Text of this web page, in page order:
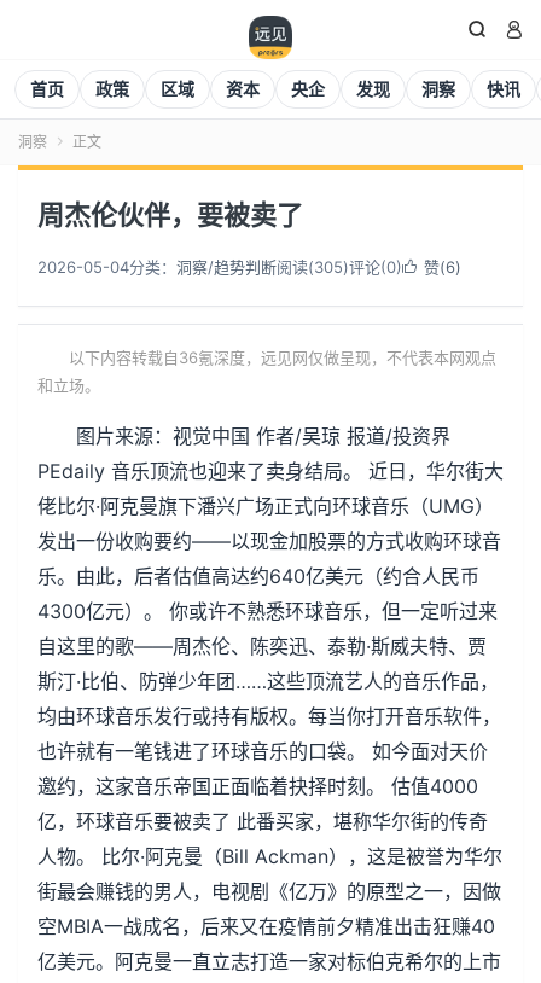
 
首页 政策 区域 资本 央企 发现 洞察 快讯
洞察  正文
周杰伦伙伴，要被卖了
2026-05-04分类： 洞察/趋势判断阅读(305)评论(0) 赞(6)
以下内容转载自36氪深度，远见网仅做呈现，不代表本网观点
和立场。
图片来源：视觉中国 作者/吴琼 报道/投资界
PEdaily 音乐顶流也迎来了卖身结局。 近日，华尔街大
佬比尔·阿克曼旗下潘兴广场正式向环球音乐（UMG）
发出一份收购要约——以现金加股票的方式收购环球音
乐。由此，后者估值高达约640亿美元（约合人民币
4300亿元）。 你或许不熟悉环球音乐，但一定听过来
自这里的歌——周杰伦、陈奕迅、泰勒·斯威夫特、贾
斯汀·比伯、防弹少年团……这些顶流艺人的音乐作品，
均由环球音乐发行或持有版权。每当你打开音乐软件，
也许就有一笔钱进了环球音乐的口袋。 如今面对天价
邀约，这家音乐帝国正面临着抉择时刻。 估值4000
亿，环球音乐要被卖了 此番买家，堪称华尔街的传奇
人物。 比尔·阿克曼（Bill Ackman），这是被誉为华尔
街最会赚钱的男人，电视剧《亿万》的原型之一，因做
空MBIA一战成名，后来又在疫情前夕精准出击狂赚40
亿美元。阿克曼一直立志打造一家对标伯克希尔的上市